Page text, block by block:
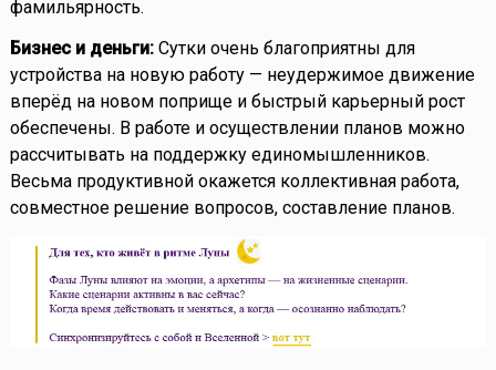
фамильярность.
Бизнес и деньги:Сутки очень благоприятны для
устройства на новую работу — неудержимое движение
вперёд на новом поприще и быстрый карьерный рост
обеспечены. В работе и осуществлении планов можно
рассчитывать на поддержку единомышленников.
Весьма продуктивной окажется коллективная работа,
совместное решение вопросов, составление планов.